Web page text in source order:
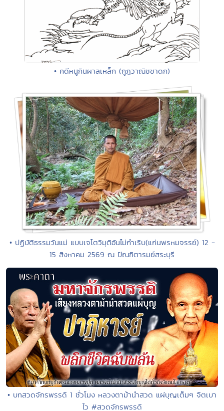
• คดีหนูกินผาลเหล็ก (กูฏวาณิชชาดก)
• ปฏิบัติธรรมวันแม่ แบบเจโตวิมุติอันไม่กำเริบ(แก่นพรหมจรรย์) 12 -
15 สิงหาคม 2569 ณ ปัณฑิตารมย์สระบุรี
• บทสวดจักรพรรดิ 1 ชั่วโมง หลวงตาม้านำสวด แผ่บุญเต็มๆ จิตเบา
ไว #สวดจักรพรรดิ